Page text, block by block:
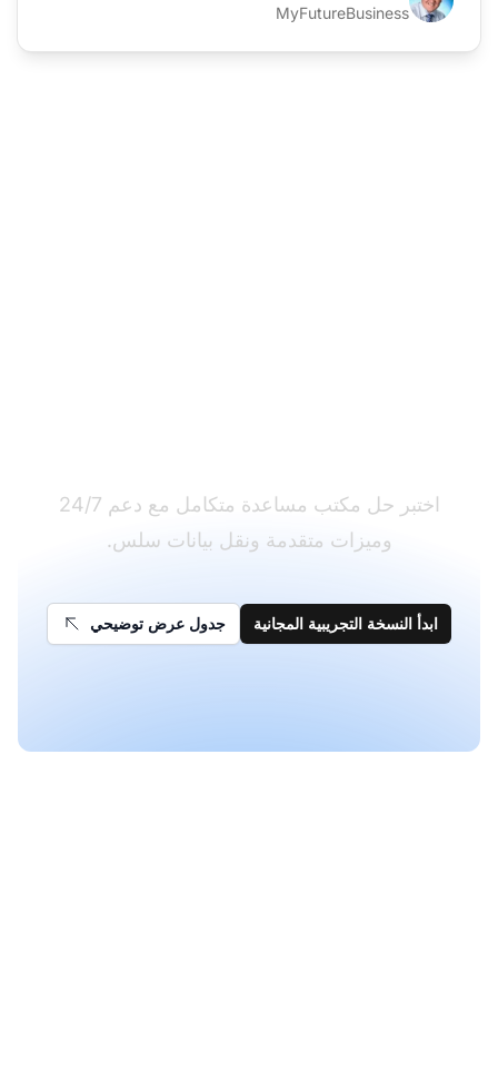
MyFutureBusiness
اختبر حل مكتب مساعدة متكامل مع دعم 24/7
وميزات متقدمة ونقل بيانات سلس.
ابدأ النسخة التجريبية المجانية جدول عرض توضيحي